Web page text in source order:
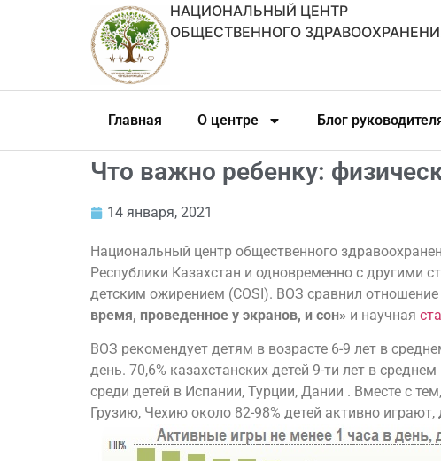
НАЦИОНАЛЬНЫЙ ЦЕНТР
ОБЩЕСТВЕННОГО
Главная О центре Блог
Что важно ребенку:
14 января, 2021
Национальный центр общественного
Республики Казахстан и одновременно с другими
детским ожирением (COSI). ВОЗ сравнил
время, проведенное у экранов, и сон» и научная
ВОЗ рекомендует детям в возрасте 6-9 лет в
день. 70,6% казахстанских детей 9-ти лет в
среди детей в Испании, Турции, Дании . Вместе с
Грузию, Чехию около 82-98% детей активно